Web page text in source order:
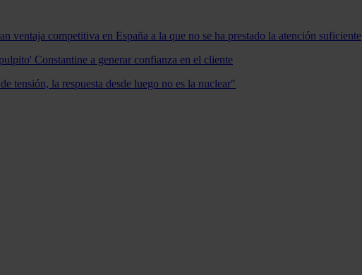
ventaja competitiva en España a la que no se ha prestado la atención suficiente
Constantine a generar confianza en el cliente
tensión, la respuesta desde luego no es la nuclear"